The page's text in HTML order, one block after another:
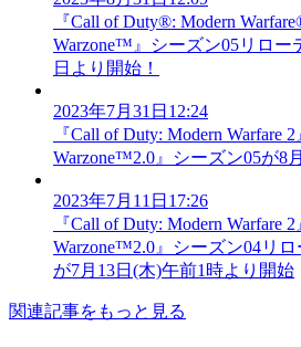
『Call of Duty®: Modern
Warzone™』シーズン05リロー
日より開始！
2023年7月31日12:24
『Call of Duty: Modern Warfare
Warzone™2.0』シーズン05が8
2023年7月11日17:26
『Call of Duty: Modern Warfare
Warzone™2.0』シーズン04リ
が7月13日(木)午前1時より開始
関連記事をもっと見る